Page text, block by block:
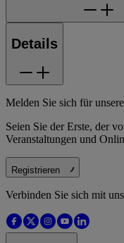
Details
Melden Sie sich für
Seien Sie der Erste, der
Veranstaltungen und
Registrieren
Verbinden Sie sich mit uns